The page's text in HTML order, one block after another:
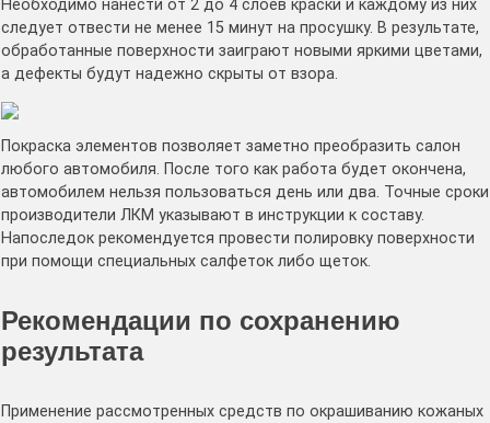
Необходимо нанести от 2 до 4 слоев краски и каждому из них
следует отвести не менее 15 минут на просушку. В результате,
обработанные поверхности заиграют новыми яркими цветами,
а дефекты будут надежно скрыты от взора.
Покраска элементов позволяет заметно преобразить салон
любого автомобиля. После того как работа будет окончена,
автомобилем нельзя пользоваться день или два. Точные сроки
производители ЛКМ указывают в инструкции к составу.
Напоследок рекомендуется провести полировку поверхности
при помощи специальных салфеток либо щеток.
Рекомендации по сохранению
результата
Применение рассмотренных средств по окрашиванию кожаных